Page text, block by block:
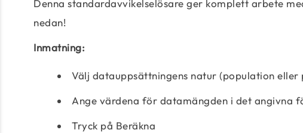
Denna standardavvikelselösare ger komplett arbete
nedan!
Inmatning:
Välj datauppsättningens natur (population eller
Ange värdena för datamängden i det angivna
Tryck på Beräkna